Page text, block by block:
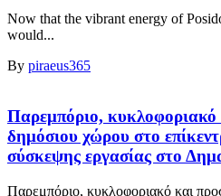
Now that the vibrant energy of
would...
By piraeus365
Παρεμπόριο, κυκλοφοριακό
δημόσιου χώρου στο
σύσκεψης εργασίας στο
Παρεμπόριο, κυκλοφοριακό και